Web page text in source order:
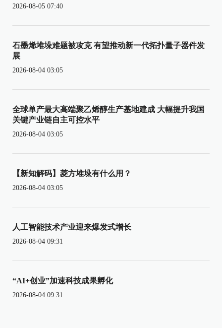
2026-08-05 07:40
石墨烯堆垛难题被攻克 有望推动新一代拓扑量子器件发
展
2026-08-04 03:05
全球单产最大高端聚乙烯醇生产基地建成 大幅提升我国
关键产业链自主可控水平
2026-08-04 03:05
【新知解码】菱方堆垛有什么用？
2026-08-04 03:05
人工智能技术产业迎来爆发式增长
2026-08-04 09:31
“AI+创业”加速科技成果孵化
2026-08-04 09:31